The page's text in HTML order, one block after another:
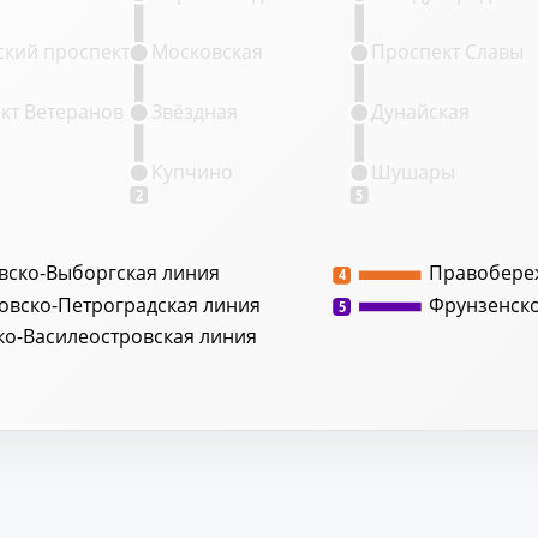
Выборгская линия
Петроградская линия
Василеостровская линия
4
5
2 5
Ветеранов
проспект
Купчино
Звёздная
Московская Проспект Славы
Дунайская
Шушары